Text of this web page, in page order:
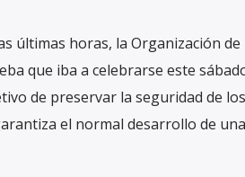
últimas horas, la Organización de
que iba a celebrarse este
de preservar la seguridad de los
el normal desarrollo de